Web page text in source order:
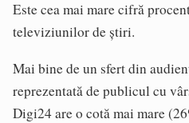
Este cea mai mare cifră
televiziunilor de știri.
Mai bine de un sfert din
reprezentată de publicul cu
Digi24 are o cotă mai mare